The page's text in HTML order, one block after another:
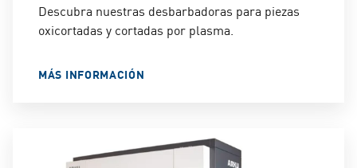
Descubra nuestras desbarbadoras para piezas
oxicortadas y cortadas por plasma.
MÁS INFORMACIÓN